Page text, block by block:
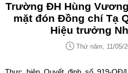
Trường ĐH Hùng
mặt đón Đồng chí Tạ
Hiệu trưởng
Thứ năm, 11/05/